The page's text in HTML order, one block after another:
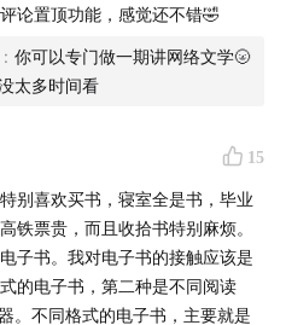
，孕育丰富的可能性。
以在wx里添加：
一起分享、讨论。
论置顶功能，感觉还不错🤣
: 你可以专门做一期讲网络文学🌝
太多时间看
15
别喜欢买书，寝室全是书，毕业
铁票贵，而且收拾书特别麻烦。
子书。我对电子书的接触应该是
的电子书，第二种是不同阅读
。不同格式的电子书，主要就是